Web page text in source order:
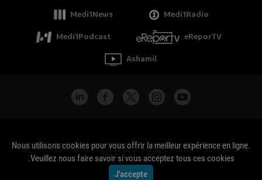
Medi1News Medi1Radio
Medi1Podcast eReporTV
Ashamil
جميع الحقوق محفوظة - Copyright Medi1TV ©
Nous utilisons cookies pour vous offrir la meilleur expérience en ligne.
Veuillez nous faire savoir si vous acceptez tous ces cookies.
J'accepte